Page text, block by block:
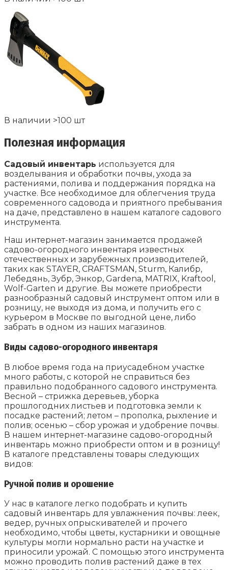
В наличии >100 шт
Полезная информация
Садовый инвентарь используется для
возделывания и обработки почвы, ухода за
растениями, полива и поддержания порядка на
участке. Все необходимое для облегчения труда
современного садовода и приятного пребывания
на даче, представлено в нашем каталоге садового
инструмента.
Наш интернет-магазин занимается продажей
садово-огородного инвентаря известных
отечественных и зарубежных производителей,
таких как STAYER, CRAFTSMAN, Sturm, Калибр,
Лебедянь, Зубр, Энкор, Gardena, MATRIX, Kraftool,
Wolf-Garten и другие. Вы можете приобрести
разнообразный садовый инструмент оптом или в
розницу, не выходя из дома, и получить его с
курьером в Москве по выгодной цене, либо
забрать в одном из наших магазинов.
Виды садово-огородного инвентаря
В любое время года на приусадебном участке
много работы, с которой не справиться без
правильно подобранного садового инструмента.
Весной – стрижка деревьев, уборка
прошлогодних листьев и подготовка земли к
посадке растений; летом – прополка, рыхление и
полив; осенью – сбор урожая и удобрение почвы.
В нашем интернет-магазине садово-огородный
инвентарь можно приобрести оптом и в розницу!
В каталоге представлены товары следующих
видов:
Ручной полив и орошение
У нас в каталоге легко подобрать и купить
садовый инвентарь для увлажнения почвы: леек,
ведер, ручных опрыскивателей и прочего
необходимо, чтобы цветы, кустарники и овощные
культуры могли нормально расти на участке и
приносили урожай. С помощью этого инструмента
можно проводить полив растений даже в тех